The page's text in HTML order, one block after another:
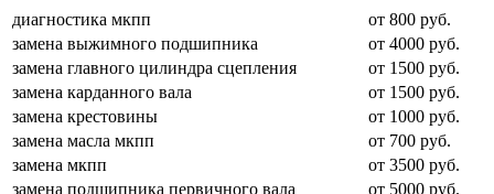
диагностика мкпп
от 800 руб.
замена выжимного подшипника
от 4000 руб.
замена главного цилиндра сцепления
от 1500 руб.
замена карданного вала
от 1500 руб.
замена крестовины
от 1000 руб.
замена масла мкпп
от 700 руб.
замена мкпп
от 3500 руб.
замена подшипника первичного вала
от 5000 руб.